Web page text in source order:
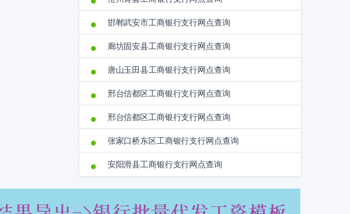
邯郸武安市工商银行支行网点查询
廊坊固安县工商银行支行网点查询
唐山玉田县工商银行支行网点查询
邢台信都区工商银行支行网点查询
邢台信都区工商银行支行网点查询
张家口桥东区工商银行支行网点查询
安阳滑县工商银行支行网点查询